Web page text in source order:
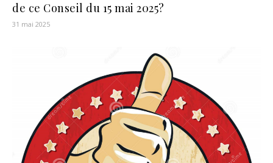
de ce Conseil du 15 mai 2025?
31 mai 2025